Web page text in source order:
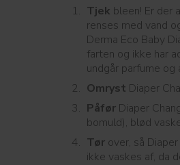
Tjek bleen! Er der
renses med vand
Derma Eco Baby
farten og ikke har
undgår parfume og
Omryst Diaper
Påfør Diaper
bomuld), blød
Tør over, så
ikke vaskes af, da